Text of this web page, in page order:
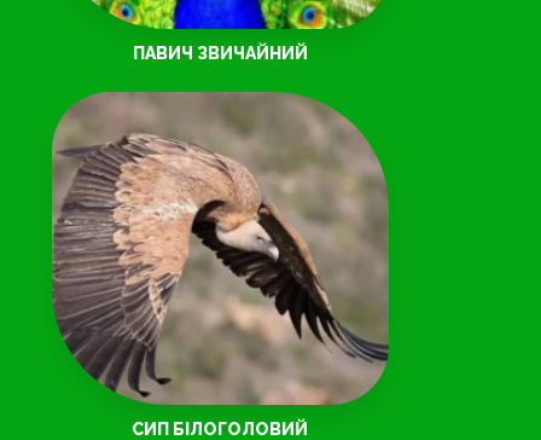
ПАВИЧ ЗВИЧАЙНИЙ
СИП БІЛОГОЛОВИЙ